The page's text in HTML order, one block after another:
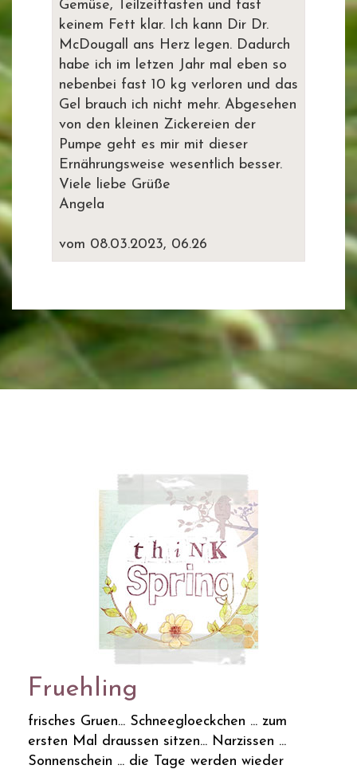
Gemüse, Teilzeitfasten und fast
keinem Fett klar. Ich kann Dir Dr.
McDougall ans Herz legen. Dadurch
habe ich im letzen Jahr mal eben so
nebenbei fast 10 kg verloren und das
Gel brauch ich nicht mehr. Abgesehen
von den kleinen Zickereien der
Pumpe geht es mir mit dieser
Ernährungsweise wesentlich besser.
Viele liebe Grüße
Angela
vom 08.03.2023, 06.26
Fruehling
frisches Gruen... Schneegloeckchen ... zum
ersten Mal draussen sitzen... Narzissen ...
Sonnenschein ... die Tage werden wieder